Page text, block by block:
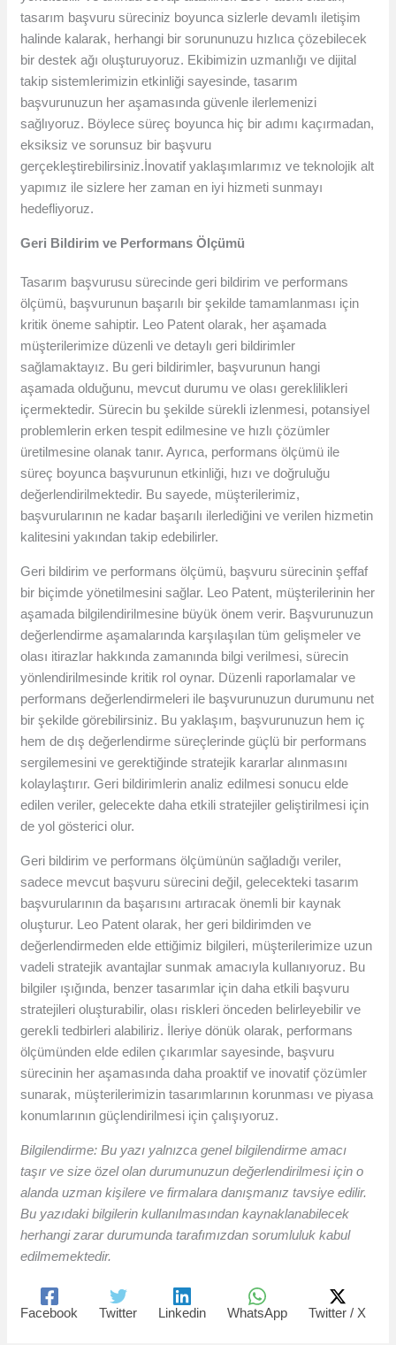
tasarım başvuru süreciniz boyunca sizlerle devamlı iletişim
halinde kalarak, herhangi bir sorununuzu hızlıca çözebilecek
bir destek ağı oluşturuyoruz. Ekibimizin uzmanlığı ve dijital
takip sistemlerimizin etkinliği sayesinde, tasarım
başvurunuzun her aşamasında güvenle ilerlemenizi
sağlıyoruz. Böylece süreç boyunca hiç bir adımı kaçırmadan,
eksiksiz ve sorunsuz bir başvuru
gerçekleştirebilirsiniz.İnovatif yaklaşımlarımız ve teknolojik alt
yapımız ile sizlere her zaman en iyi hizmeti sunmayı
hedefliyoruz.
Geri Bildirim ve Performans Ölçümü
Tasarım başvurusu sürecinde geri bildirim ve performans
ölçümü, başvurunun başarılı bir şekilde tamamlanması için
kritik öneme sahiptir. Leo Patent olarak, her aşamada
müşterilerimize düzenli ve detaylı geri bildirimler
sağlamaktayız. Bu geri bildirimler, başvurunun hangi
aşamada olduğunu, mevcut durumu ve olası gereklilikleri
içermektedir. Sürecin bu şekilde sürekli izlenmesi, potansiyel
problemlerin erken tespit edilmesine ve hızlı çözümler
üretilmesine olanak tanır. Ayrıca, performans ölçümü ile
süreç boyunca başvurunun etkinliği, hızı ve doğruluğu
değerlendirilmektedir. Bu sayede, müşterilerimiz,
başvurularının ne kadar başarılı ilerlediğini ve verilen hizmetin
kalitesini yakından takip edebilirler.
Geri bildirim ve performans ölçümü, başvuru sürecinin şeffaf
bir biçimde yönetilmesini sağlar. Leo Patent, müşterilerinin her
aşamada bilgilendirilmesine büyük önem verir. Başvurunuzun
değerlendirme aşamalarında karşılaşılan tüm gelişmeler ve
olası itirazlar hakkında zamanında bilgi verilmesi, sürecin
yönlendirilmesinde kritik rol oynar. Düzenli raporlamalar ve
performans değerlendirmeleri ile başvurunuzun durumunu net
bir şekilde görebilirsiniz. Bu yaklaşım, başvurunuzun hem iç
hem de dış değerlendirme süreçlerinde güçlü bir performans
sergilemesini ve gerektiğinde stratejik kararlar alınmasını
kolaylaştırır. Geri bildirimlerin analiz edilmesi sonucu elde
edilen veriler, gelecekte daha etkili stratejiler geliştirilmesi için
de yol gösterici olur.
Geri bildirim ve performans ölçümünün sağladığı veriler,
sadece mevcut başvuru sürecini değil, gelecekteki tasarım
başvurularının da başarısını artıracak önemli bir kaynak
oluşturur. Leo Patent olarak, her geri bildirimden ve
değerlendirmeden elde ettiğimiz bilgileri, müşterilerimize uzun
vadeli stratejik avantajlar sunmak amacıyla kullanıyoruz. Bu
bilgiler ışığında, benzer tasarımlar için daha etkili başvuru
stratejileri oluşturabilir, olası riskleri önceden belirleyebilir ve
gerekli tedbirleri alabiliriz. İleriye dönük olarak, performans
ölçümünden elde edilen çıkarımlar sayesinde, başvuru
sürecinin her aşamasında daha proaktif ve inovatif çözümler
sunarak, müşterilerimizin tasarımlarının korunması ve piyasa
konumlarının güçlendirilmesi için çalışıyoruz.
Bilgilendirme: Bu yazı yalnızca genel bilgilendirme amacı
taşır ve size özel olan durumunuzun değerlendirilmesi için o
alanda uzman kişilere ve firmalara danışmanız tavsiye edilir.
Bu yazıdaki bilgilerin kullanılmasından kaynaklanabilecek
herhangi zarar durumunda tarafımızdan sorumluluk kabul
edilmemektedir.
Facebook Twitter Linkedin WhatsApp Twitter / X